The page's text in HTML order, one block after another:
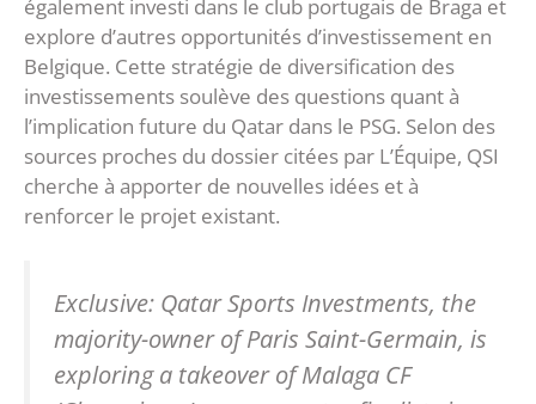
également investi dans le club portugais de Braga et
explore d’autres opportunités d’investissement en
Belgique. Cette stratégie de diversification des
investissements soulève des questions quant à
l’implication future du Qatar dans le PSG. Selon des
sources proches du dossier citées par L’Équipe, QSI
cherche à apporter de nouvelles idées et à
renforcer le projet existant.
Exclusive: Qatar Sports Investments, the
majority-owner of Paris Saint-Germain, is
exploring a takeover of Malaga CF